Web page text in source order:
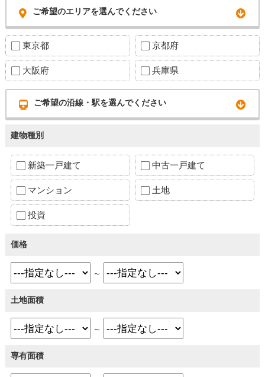
ご希望のエリアを選んでください
東京都 京都府
大阪府 兵庫県
ご希望の沿線・駅を選んでください
建物種別
新築一戸建て 中古一戸建て
マンション 土地
投資
価格
～
土地面積
～
専有面積